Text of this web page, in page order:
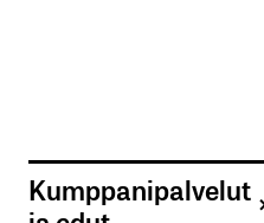
Kumppanipalvelut